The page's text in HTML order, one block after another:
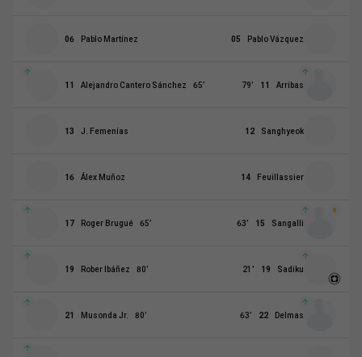
06 Pablo Martínez 05 Pablo Vázquez
11 Alejandro Cantero Sánchez 65’ 11 Arribas
79’
13 J. Femenías 12 Sanghyeok
16 Álex Muñoz 14 Feuillassier
17 Roger Brugué 65’ 15 Sangalli
63’
19 Rober Ibáñez 80’ 19 Sadiku
21 ’
21 Musonda Jr. 80’ 22 Delmas
63’